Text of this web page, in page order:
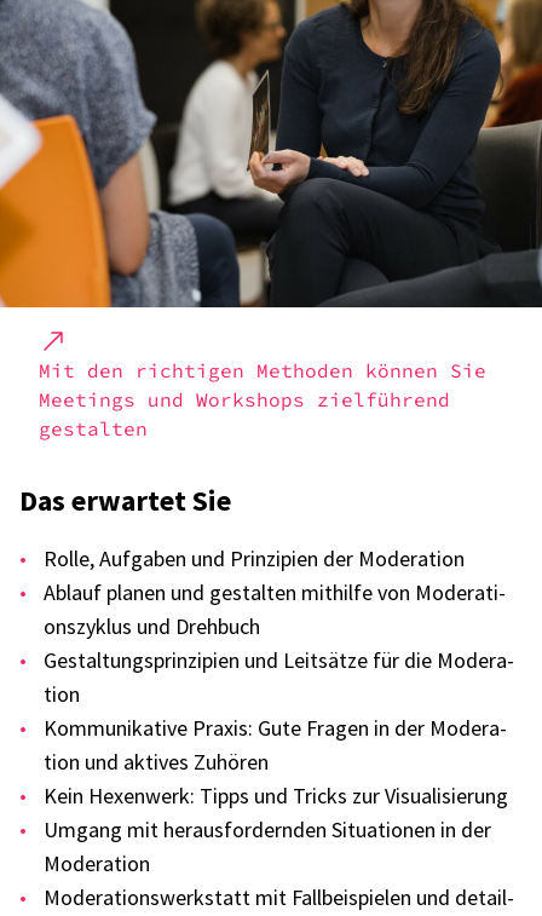
Mit den rich­ti­gen Metho­den können Sie
Meetings und Work­shops ziel­füh­rend
gestal­ten
Das erwar­tet Sie
Rolle, Aufga­ben und Prin­zi­pien der Mode­ra­tion
Ablauf planen und gestal­ten mithilfe von Mode­ra­ti­
ons­zy­klus und Dreh­buch
Gestal­tungs­prin­zi­pien und Leit­sätze für die Mode­ra­
tion
Kommu­ni­ka­tive Praxis: Gute Fragen in der Mode­ra­
tion und akti­ves Zuhö­ren
Kein Hexen­werk: Tipps und Tricks zur Visua­li­sie­rung
Umgang mit heraus­for­dern­den Situa­tio­nen in der
Mode­ra­tion
Mode­ra­ti­ons­werk­statt mit Fall­bei­spie­len und detail­